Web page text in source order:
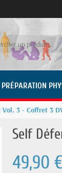
PRÉPARATION
Vol. 3 - Coffret 3
Self
49,90